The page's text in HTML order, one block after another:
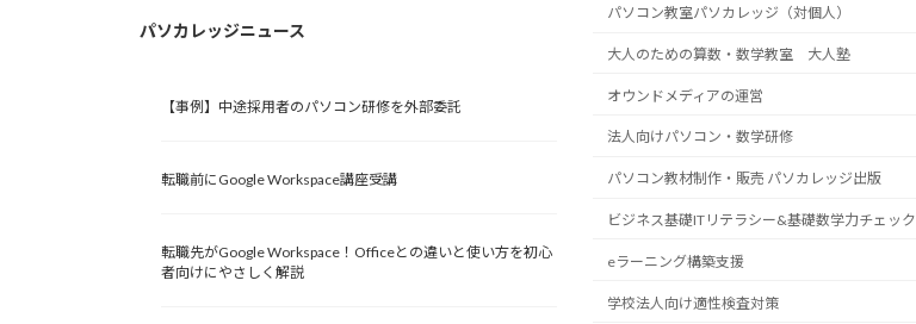
パソカレッジニュース
【事例】中途採用者のパソコン研修を外部委託
転職前にGoogle Workspace講座受講
転職先がGoogle Workspace！Officeとの違いと使い方を初心
者向けにやさしく解説
パソコン教室パソカレッジ（対個人）
大人のための算数・数学教室 大人塾
オウンドメディアの運営
法人向けパソコン・数学研修
パソコン教材制作・販売 パソカレッジ出版
ビジネス基礎ITリテラシー&基礎数学力チェック
eラーニング構築支援
学校法人向け適性検査対策